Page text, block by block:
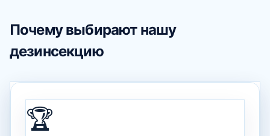
Почему выбирают нашу
дезинсекцию
🏆